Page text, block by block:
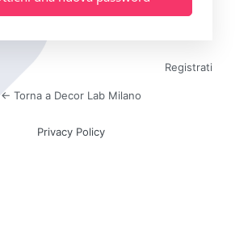
Registrati
← Torna a Decor Lab Milano
Privacy Policy